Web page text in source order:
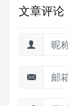
文章评论